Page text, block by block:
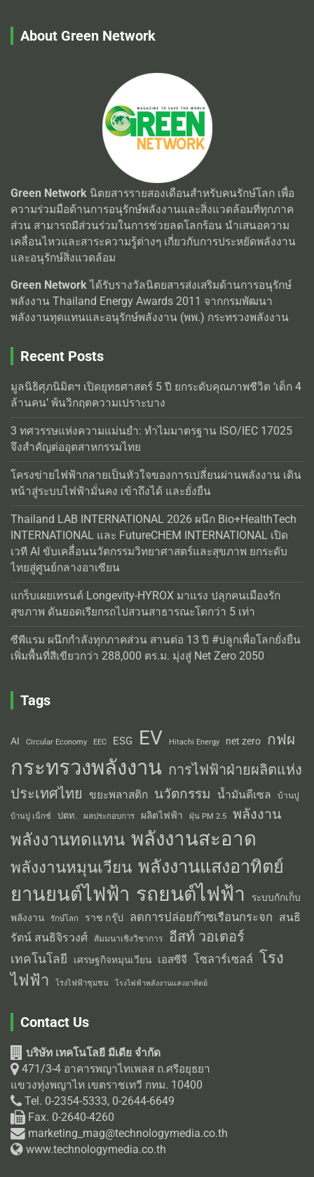
About Green Network
Green Network นิตยสารรายสองเดือนสำหรับคนรักษ์โลก เพื่อ
ความร่วมมือด้านการอนุรักษ์พลังงานและสิ่งแวดล้อมที่ทุกภาค
ส่วน สามารถมีส่วนร่วมในการช่วยลดโลกร้อน นำเสนอความ
เคลื่อนไหวและสาระความรู้ต่างๆ เกี่ยวกับการประหยัดพลังงาน
และอนุรักษ์สิ่งแวดล้อม
Green Network ได้รับรางวัลนิตยสารส่งเสริมด้านการอนุรักษ์
พลังงาน Thailand Energy Awards 2011 จากกรมพัฒนา
พลังงานทุดแทนและอนุรักษ์พลังงาน (พพ.) กระทรวงพลังงาน
Recent Posts
มูลนิธิศุภนิมิตฯ เปิดยุทธศาสตร์ 5 ปี ยกระดับคุณภาพชีวิต ‘เด็ก 4
ล้านคน’ พ้นวิกฤตความเปราะบาง
3 ทศวรรษแห่งความแม่นยำ: ทำไมมาตรฐาน ISO/IEC 17025
จึงสำคัญต่ออุตสาหกรรมไทย
โครงข่ายไฟฟ้ากลายเป็นหัวใจของการเปลี่ยนผ่านพลังงาน เดิน
หน้าสู่ระบบไฟฟ้ามั่นคง เข้าถึงได้ และยั่งยืน
Thailand LAB INTERNATIONAL 2026 ผนึก Bio+HealthTech
INTERNATIONAL และ FutureCHEM INTERNATIONAL เปิด
เวที AI ขับเคลื่อนนวัตกรรมวิทยาศาสตร์และสุขภาพ ยกระดับ
ไทยสู่ศูนย์กลางอาเซียน
แกร็บเผยเทรนด์ Longevity-HYROX มาแรง ปลุกคนเมืองรัก
สุขภาพ ดันยอดเรียกรถไปสวนสาธารณะโตกว่า 5 เท่า
ซีพีแรม ผนึกกำลังทุกภาคส่วน สานต่อ 13 ปี #ปลูกเพื่อโลกยั่งยืน
เพิ่มพื้นที่สีเขียวกว่า 288,000 ตร.ม. มุ่งสู่ Net Zero 2050
Tags
AI Circular Economy EEC ESG EV Hitachi Energy net zero กฟผ
กระทรวงพลังงาน การไฟฟ้าฝ่ายผลิตแห่ง
ประเทศไทย
ขยะพลาสติก นวัตกรรม น้ำมันดีเซล บ้านปู
บ้านปู เน็กซ์ ปตท. ผลประกอบการ ผลิตไฟฟ้า ฝุ่น PM 2.5 พลังงาน
พลังงานทดแทน พลังงานสะอาด
พลังงานหมุนเวียน พลังงานแสงอาทิตย์
ยานยนต์ไฟฟ้า รถยนต์ไฟฟ้า
ระบบกักเก็บ
พลังงาน
รักษ์โลก ราช กรุ๊ป ลดการปล่อยก๊าซเรือนกระจก สนธิ
รัตน์ สนธิจิรวงศ์
สัมมนาเชิงวิชาการ อีสท์ วอเตอร์
เทคโนโลยี เศรษฐกิจหมุนเวียน เอสซีจี โซลาร์เซลล์ โรง
ไฟฟ้า
โรงไฟฟ้าชุมชน โรงไฟฟ้าพลังงานแสงอาทิตย์
Contact Us
บริษัท เทคโนโลยี มีเดีย จำกัด
471/3-4 อาคารพญาไทเพลส ถ.ศรีอยุธยา
แขวงทุ่งพญาไท เขตราชเทวี กทม. 10400
Tel. 0-2354-5333, 0-2644-6649
Fax. 0-2640-4260
marketing_mag@technologymedia.co.th
www.technologymedia.co.th